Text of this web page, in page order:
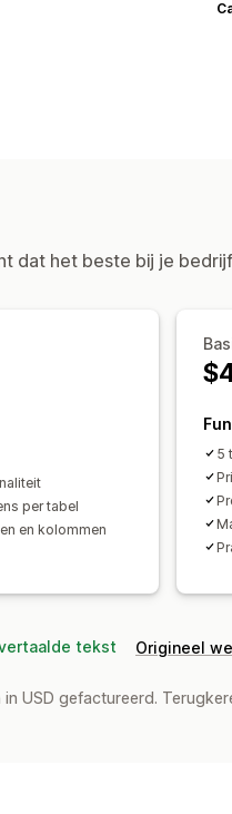
dat het beste bij je
per tabel
en kolommen
5
tekst Origineel
USD gefactureerd.